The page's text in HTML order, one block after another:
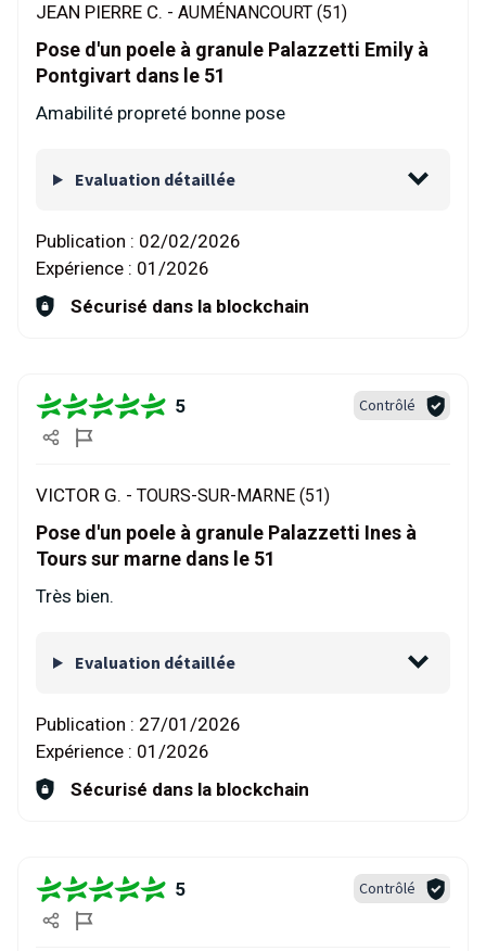
JEAN PIERRE C. - AUMÉNANCOURT (51)
Pose d'un poele à granule Palazzetti Emily à
Pontgivart dans le 51
Amabilité propreté bonne pose
Evaluation détaillée
Publication : 02/02/2026
Expérience : 01/2026
Sécurisé dans la blockchain
5 Contrôlé
VICTOR G. - TOURS-SUR-MARNE (51)
Pose d'un poele à granule Palazzetti Ines à
Tours sur marne dans le 51
Très bien.
Evaluation détaillée
Publication : 27/01/2026
Expérience : 01/2026
Sécurisé dans la blockchain
5 Contrôlé